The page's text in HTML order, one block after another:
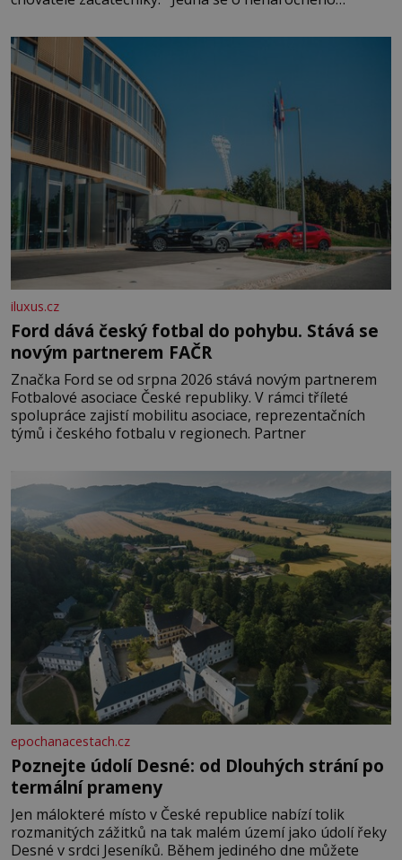
času tráví na zemi, kde sbírá zbytky semínek Jeho
domovinou je prakticky celá Austrálie s výjimkou
pobřežní oblasti.
iluxus.cz
Ford dává český fotbal do pohybu. Stává se
novým partnerem FAČR
Značka Ford se od srpna 2026 stává novým partnerem
Fotbalové asociace České republiky. V rámci tříleté
spolupráce zajistí mobilitu asociace, reprezentačních
týmů i českého fotbalu v regionech. Partner
epochanacestach.cz
Poznejte údolí Desné: od Dlouhých strání po
termální prameny
Jen málokteré místo v České republice nabízí tolik
rozmanitých zážitků na tak malém území jako údolí řeky
Desné v srdci Jeseníků. Během jediného dne můžete